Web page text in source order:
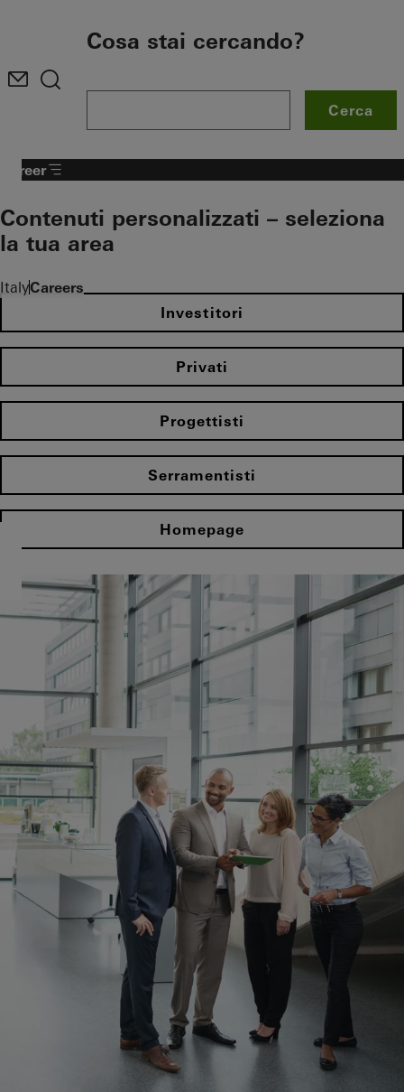
Cosa stai cercando?
Cerca
ItalyCareers
Career
Contenuti personalizzati – seleziona
la tua area
Investitori
Privati
Progettisti
Serramentisti
Homepage